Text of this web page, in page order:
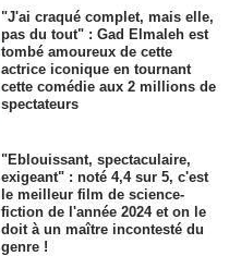
"J'ai craqué complet, mais elle,
pas du tout" : Gad Elmaleh est
tombé amoureux de cette
actrice iconique en tournant
cette comédie aux 2 millions de
spectateurs
"Eblouissant, spectaculaire,
exigeant" : noté 4,4 sur 5, c'est
le meilleur film de science-
fiction de l'année 2024 et on le
doit à un maître incontesté du
genre !